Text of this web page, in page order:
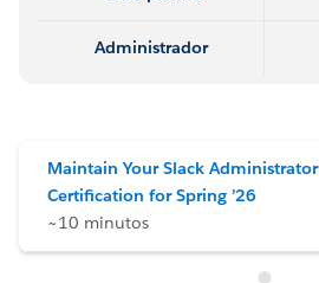
Administrador
Maintain Your Slack Administrator
Certification for Spring ’26
~10 minutos